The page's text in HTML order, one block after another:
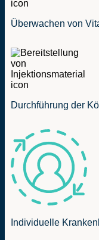
Überwachen von
Durchführung der
Individuelle